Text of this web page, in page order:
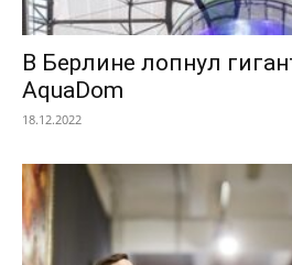
В Берлине лопнул
AquaDom
18.12.2022